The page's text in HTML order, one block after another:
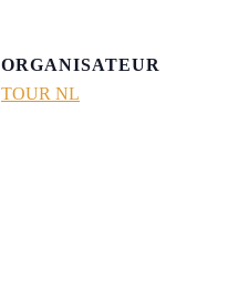
ORGANISATEUR
TOUR NL